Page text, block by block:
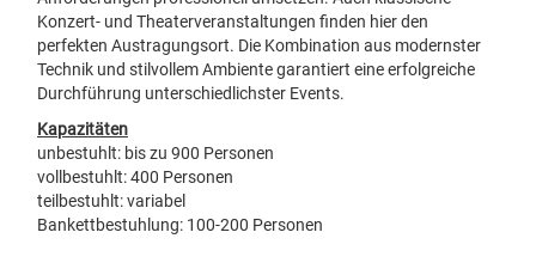
Konzert- und Theaterveranstaltungen finden hier den
perfekten Austragungsort. Die Kombination aus modernster
Technik und stilvollem Ambiente garantiert eine erfolgreiche
Durchführung unterschiedlichster Events.
Kapazitäten
unbestuhlt: bis zu 900 Personen
vollbestuhlt: 400 Personen
teilbestuhlt: variabel
Bankettbestuhlung: 100-200 Personen